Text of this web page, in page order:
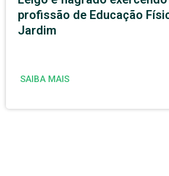
profissão de Educação
Jardim
SAIBA MAIS